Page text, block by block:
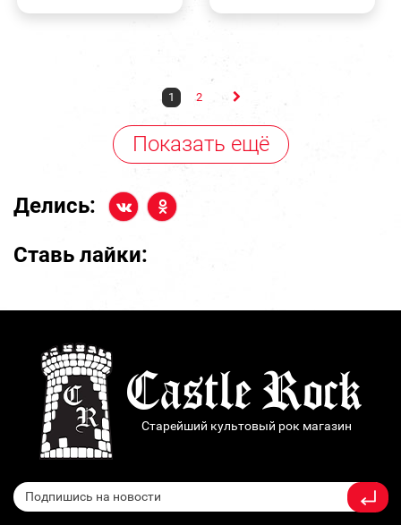
1 2
Показать ещё
Делись:
Ставь лайки:
Старейший культовый рок магазин